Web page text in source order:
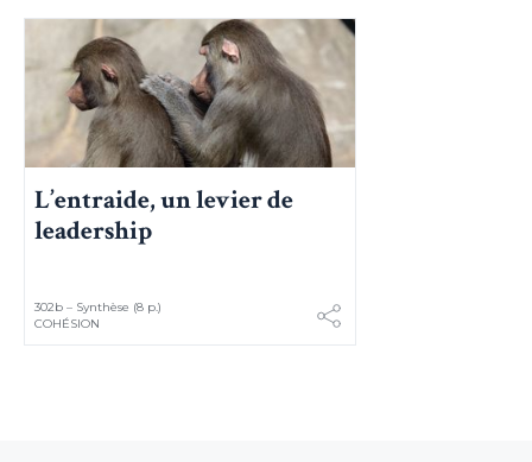
L’entraide, un levier de
leadership
302b – Synthèse (8 p.)
COHÉSION